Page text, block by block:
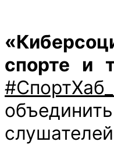
спорте и